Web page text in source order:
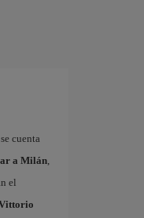
cuenta
a Milán,
el